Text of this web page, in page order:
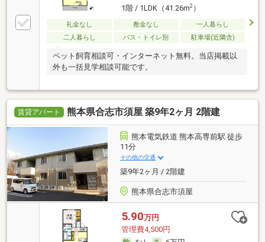
1階 / 1LDK（41.26m2）
礼金なし 敷金なし
一人暮らし
二人暮らし
バス・トイレ別 駐車場(近隣含)
ペット飼育相談可・インターネット無料。当店掲載以
外も一括見学相談可能です。
賃貸アパート 熊本県合志市須屋 築9年2ヶ月 2階建
熊本電気鉄道 熊本高専前駅 徒歩
11分
その他の交通
築9年2ヶ月 / 2階建
熊本県合志市須屋
5.90万円
管理費4,500円